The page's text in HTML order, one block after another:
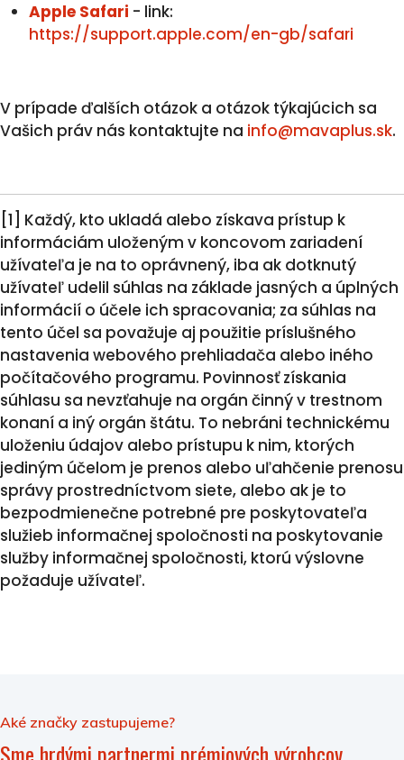
Apple Safari - link:
https://support.apple.com/en-gb/safari
V prípade ďalších otázok a otázok týkajúcich sa
Vašich práv nás kontaktujte na info@mavaplus.sk.
[1] Každý, kto ukladá alebo získava prístup k
informáciám uloženým v koncovom zariadení
užívateľa je na to oprávnený, iba ak dotknutý
užívateľ udelil súhlas na základe jasných a úplných
informácií o účele ich spracovania; za súhlas na
tento účel sa považuje aj použitie príslušného
nastavenia webového prehliadača alebo iného
počítačového programu. Povinnosť získania
súhlasu sa nevzťahuje na orgán činný v trestnom
konaní a iný orgán štátu. To nebráni technickému
uloženiu údajov alebo prístupu k nim, ktorých
jediným účelom je prenos alebo uľahčenie prenosu
správy prostredníctvom siete, alebo ak je to
bezpodmienečne potrebné pre poskytovateľa
služieb informačnej spoločnosti na poskytovanie
služby informačnej spoločnosti, ktorú výslovne
požaduje užívateľ.
Aké značky zastupujeme?